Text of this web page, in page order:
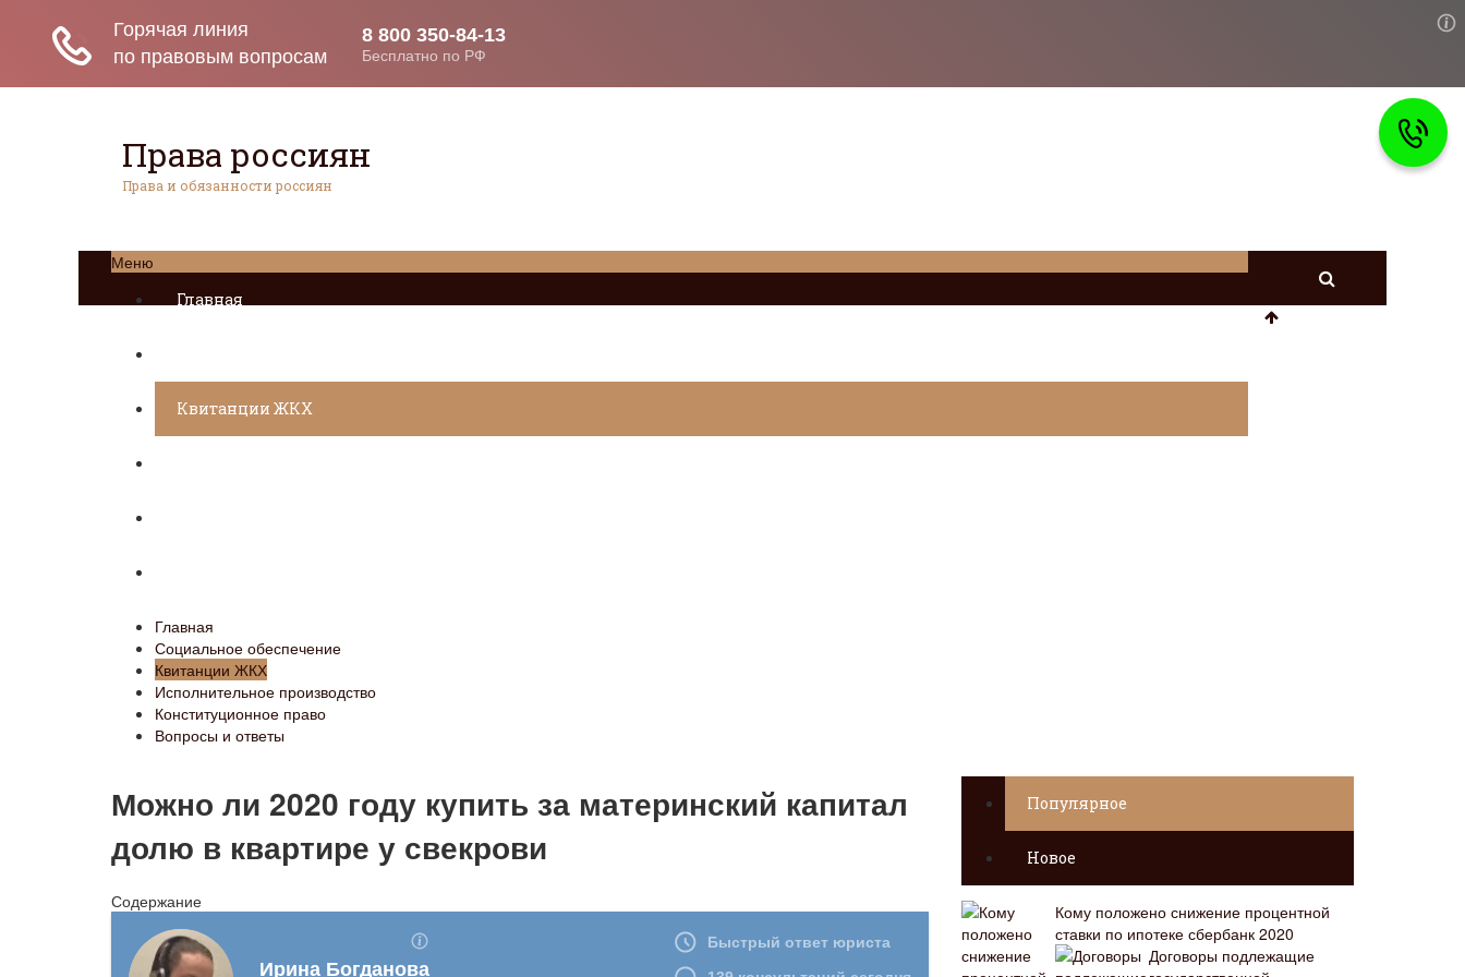
Права россиян
Права и обязанности россиян
Меню
Главная
Квитанции ЖКХ
Главная
Социальное обеспечение
Квитанции ЖКХ
Исполнительное производство
Конституционное право
Вопросы и ответы
Можно ли 2020 году купить за материнский капитал
долю в квартире у свекрови
Содержание
Популярное
Новое
Кому положено снижение процентной
ставки по ипотеке сбербанк 2020
Договоры подлежащие